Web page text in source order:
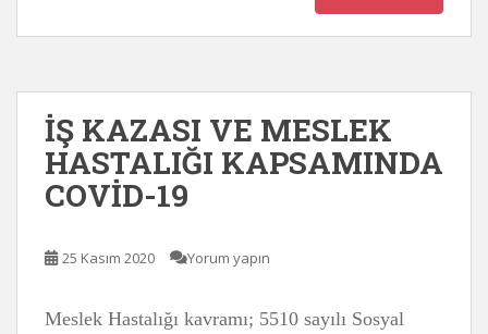
İŞ KAZASI VE MESLEK
HASTALIĞI KAPSAMINDA
COVİD-19
25 Kasım 2020 Yorum yapın
Meslek Hastalığı kavramı; 5510 sayılı Sosyal